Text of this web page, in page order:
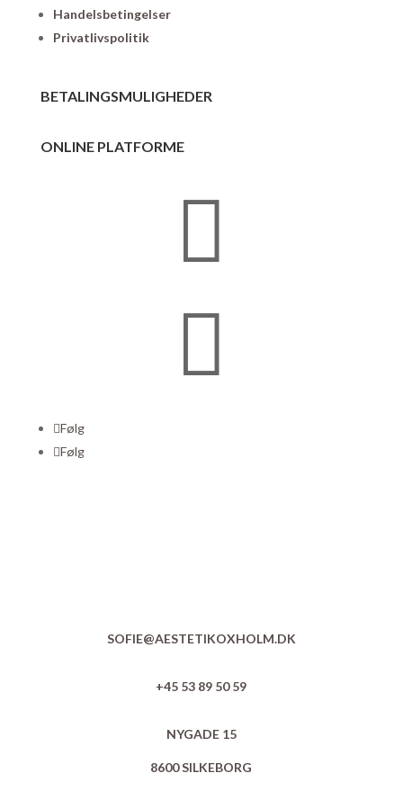
Handelsbetingelser
Privatlivspolitik
BETALINGSMULIGHEDER
ONLINE PLATFORME


Følg
Følg
SOFIE@AESTETIKOXHOLM.DK
+45 53 89 50 59
NYGADE 15
8600 SILKEBORG